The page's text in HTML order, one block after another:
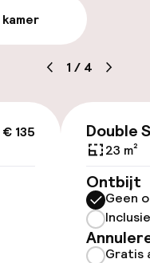
eigen terrein
auto op
1 / 4
€ 135 Double
23 m²
Ontbijt
Geen
Gratis